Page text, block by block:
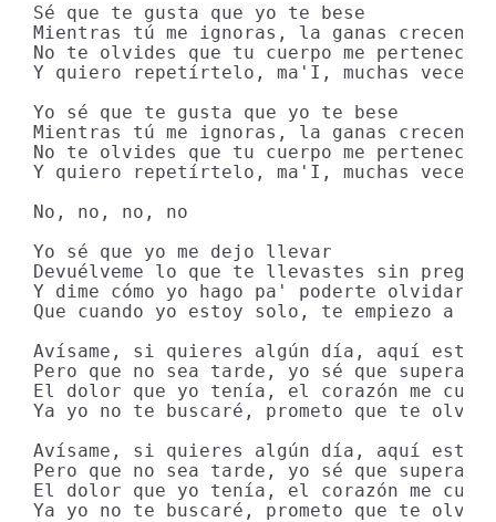
Sé que te gusta que yo te bese
Mientras tú me ignoras, la ganas crecen
No te olvides que tu cuerpo me pertenece
Y quiero repetírtelo, ma'I, muchas veces
Yo sé que te gusta que yo te bese
Mientras tú me ignoras, la ganas crecen
No te olvides que tu cuerpo me pertenece
Y quiero repetírtelo, ma'I, muchas veces
No, no, no, no
Yo sé que yo me dejo llevar
Devuélveme lo que te llevastes sin
Y dime cómo yo hago pa' poderte olvidar
Que cuando yo estoy solo, te empiezo a
Avísame, si quieres algún día, aquí
Pero que no sea tarde, yo sé que superaré
El dolor que yo tenía, el corazón me
Ya yo no te buscaré, prometo que te
Avísame, si quieres algún día, aquí
Pero que no sea tarde, yo sé que superaré
El dolor que yo tenía, el corazón me
Ya yo no te buscaré, prometo que te